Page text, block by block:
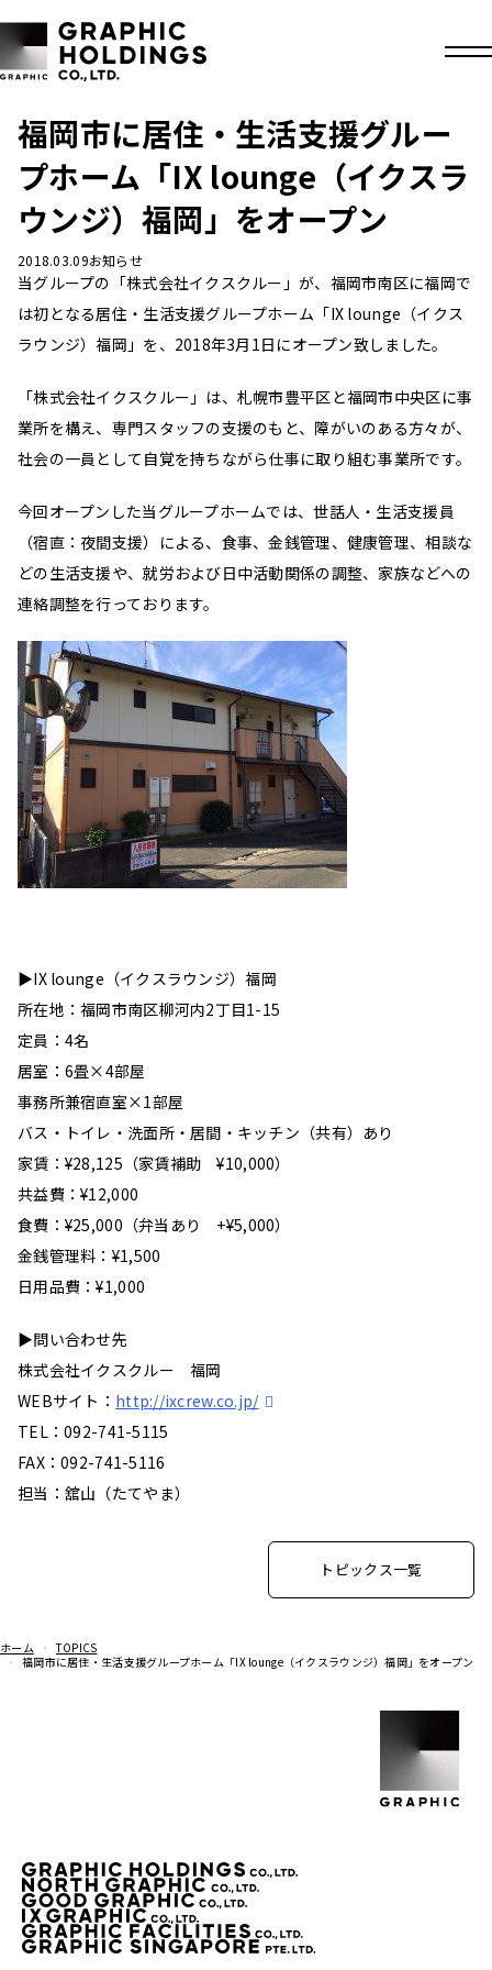
福岡市に居住・生活支援グルー
プホーム「IX lounge（イクスラ
ウンジ）福岡」をオープン
2018.03.09お知らせ
当グループの「株式会社イクスクルー」が、福岡市南区に福岡で
は初となる居住・生活支援グループホーム「IX lounge（イクス
ラウンジ）福岡」を、2018年3月1日にオープン致しました。
「株式会社イクスクルー」は、札幌市豊平区と福岡市中央区に事
業所を構え、専門スタッフの支援のもと、障がいのある方々が、
社会の一員として自覚を持ちながら仕事に取り組む事業所です。
今回オープンした当グループホームでは、世話人・生活支援員
（宿直：夜間支援）による、食事、金銭管理、健康管理、相談な
どの生活支援や、就労および日中活動関係の調整、家族などへの
連絡調整を行っております。
▶IX lounge（イクスラウンジ）福岡
所在地：福岡市南区柳河内2丁目1-15
定員：4名
居室：6畳×4部屋
事務所兼宿直室×1部屋
バス・トイレ・洗面所・居間・キッチン（共有）あり
家賃：¥28,125（家賃補助 ¥10,000）
共益費：¥12,000
食費：¥25,000（弁当あり +¥5,000）
金銭管理料：¥1,500
日用品費：¥1,000
▶問い合わせ先
株式会社イクスクルー 福岡
WEBサイト： http://ixcrew.co.jp/
TEL：092-741-5115
FAX：092-741-5116
担当：舘山（たてやま）
トピックス一覧
ホーム
TOPICS
福岡市に居住・生活支援グループホーム「IX lounge（イクスラウンジ）福岡」をオープン